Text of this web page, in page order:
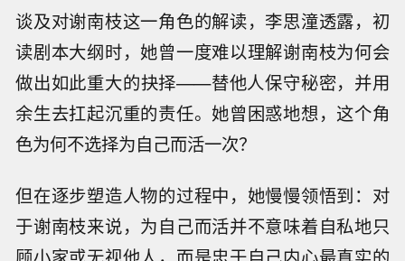
谈及对谢南枝这一角色的解读，李思潼透露，初
读剧本大纲时，她曾一度难以理解谢南枝为何会
做出如此重大的抉择——替他人保守秘密，并用
余生去扛起沉重的责任。她曾困惑地想，这个角
色为何不选择为自己而活一次？
但在逐步塑造人物的过程中，她慢慢领悟到：对
于谢南枝来说，为自己而活并不意味着自私地只